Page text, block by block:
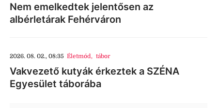
Nem emelkedtek jelentősen az
albérletárak Fehérváron
2026. 08. 02., 08:35 Életmód, tábor
Vakvezető kutyák érkeztek a SZÉNA
Egyesület táborába